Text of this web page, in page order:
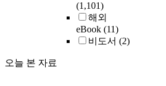
(1,101)
해외
eBook (11)
비도서 (2)
오늘 본 자료